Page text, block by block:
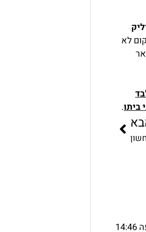
לא
ביתו.